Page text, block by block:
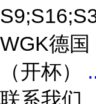
WGK德
（开杯）
联系我们